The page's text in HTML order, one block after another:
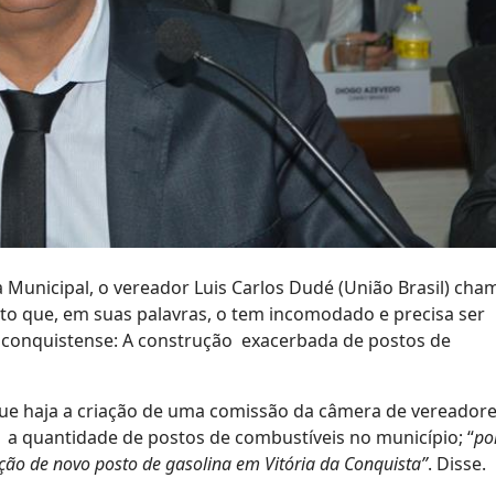
o vereador Luis Carlos Dudé (União Brasil)
que, em suas palavras, o tem incomodado e precisa ser
A construção exacerbada de postos de
haja a criação de uma comissão da câmera de
quantidade de postos de combustíveis no município; “
de novo posto de gasolina em Vitória da Conquista”. Disse.